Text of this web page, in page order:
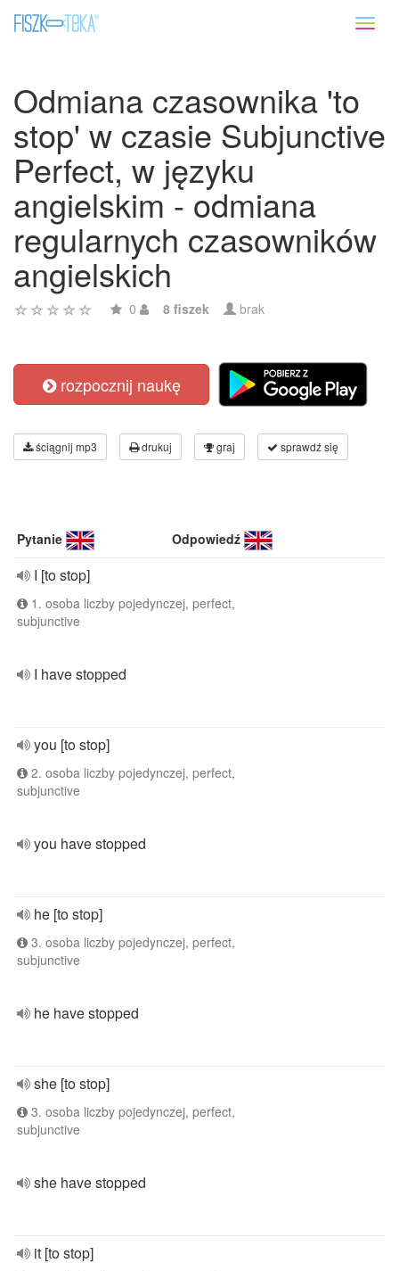
Odmiana czasownika 'to
stop' w czasie Subjunctive
Perfect, w języku
angielskim - odmiana
regularnych czasowników
angielskich
0 8 fiszek brak
rozpocznij naukę
ściągnij mp3 drukuj graj sprawdź się
Pytanie Odpowiedź
I [to stop]
1. osoba liczby pojedynczej, perfect,
subjunctive
I have stopped
you [to stop]
2. osoba liczby pojedynczej, perfect,
subjunctive
you have stopped
he [to stop]
3. osoba liczby pojedynczej, perfect,
subjunctive
he have stopped
she [to stop]
3. osoba liczby pojedynczej, perfect,
subjunctive
she have stopped
it [to stop]